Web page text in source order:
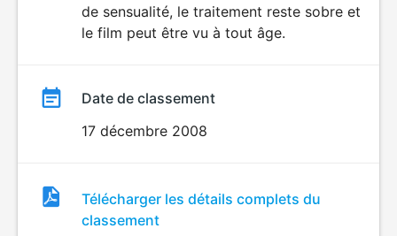
de sensualité, le traitement reste sobre et
le film peut être vu à tout âge.
Date de classement
17 décembre 2008
Fichier
de
classement
Télécharger les détails complets du
classement